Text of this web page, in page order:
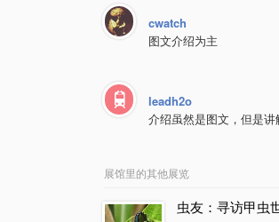
cwatch
图文介绍为主
leadh2o
介绍虽然是图文，但是讲
展馆里的其他展览
虫友：寻访甲虫